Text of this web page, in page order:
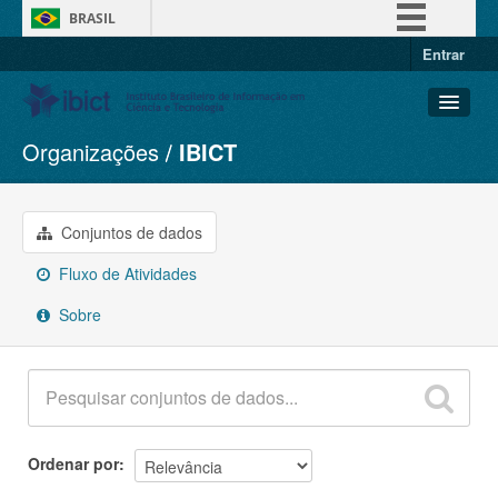
BRASIL
Entrar
Conjuntos de dados
Organizações
Grupos
Sobre
Organizações IBICT
Conjuntos de dados
Fluxo de Atividades
Sobre
Ordenar por